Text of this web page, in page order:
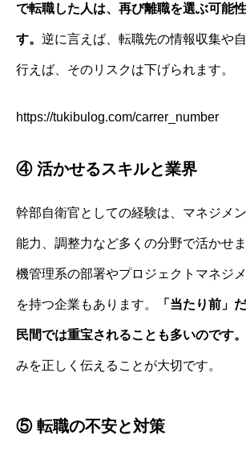
で転職した人は、再び離職を選ぶ可能
す。 逆に言えば、転職先の情報収集や
行えば、そのリスクは下げられます。
https://tukibulog.com/carrer_number
④ 活かせるスキルと業界
幹部自衛官としての経験は、マネジメ
能力、調整力など多くの分野で活かせ
機管理系の部署やプロジェクトマネジ
を持つ企業もあります。 「当たり前」
民間では重宝されることも多いのです。
みを正しく伝えることが大切です。
⑤ 転職の不安と対策